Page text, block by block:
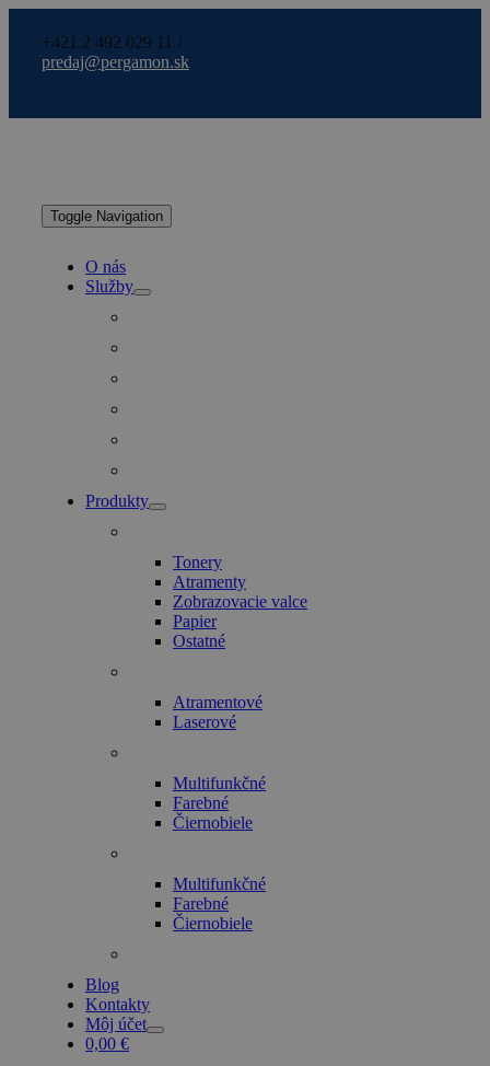
+421 2 492 029 11 /
predaj@pergamon.sk
Toggle Navigation
O nás
Služby
Produkty
Tonery
Atramenty
Zobrazovacie valce
Papier
Ostatné
Atramentové
Laserové
Multifunkčné
Farebné
Čiernobiele
Multifunkčné
Farebné
Čiernobiele
Blog
Kontakty
Môj účet
0,00 €